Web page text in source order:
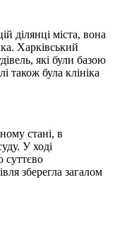
ділянці міста, вона
Харківський
які були базою
також була клініка
стані, в
У ході
суттєво
зберегла загалом